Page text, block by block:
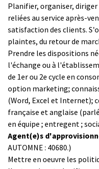
Planifier, organiser,
reliées au service après-
satisfaction des clients.
plaintes, du retour de
Prendre les dispositions
l'échange ou à
de 1er ou 2e cycle en
option marketing;
(Word, Excel et Internet);
française et anglaise
en équipe ; entregent ;
Agent(e)s
AUTOMNE : 40680.)
Mettre en oeuvre les